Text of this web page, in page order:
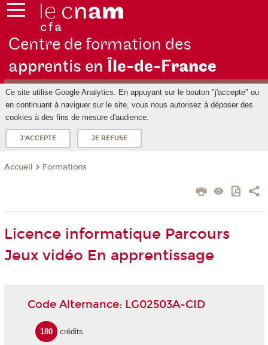
Centre de formation des
apprentis en Île-de-France
Ce site utilise Google Analytics. En appuyant sur le bouton "j'accepte" ou
en continuant à naviguer sur le site, vous nous autorisez à déposer des
cookies à des fins de mesure d'audience.
J'ACCEPTE JE REFUSE
Accueil Formations
Licence informatique Parcours
Jeux vidéo En apprentissage
Code Alternance: LG02503A-CID
180 crédits